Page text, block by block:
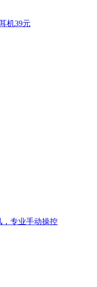
，专业手动操控